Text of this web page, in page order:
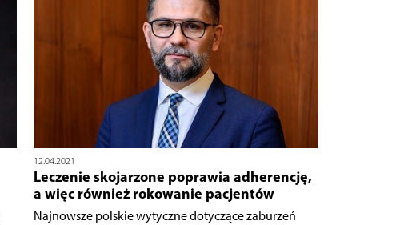
12.04.2021
Leczenie skojarzone poprawia adherencję,
a więc również rokowanie pacjentów
Najnowsze polskie wytyczne dotyczące zaburzeń